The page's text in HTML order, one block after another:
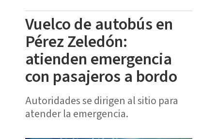
Vuelco de autobús en
Pérez Zeledón:
atienden emergencia
con pasajeros a bordo
Autoridades se dirigen al sitio para
atender la emergencia.